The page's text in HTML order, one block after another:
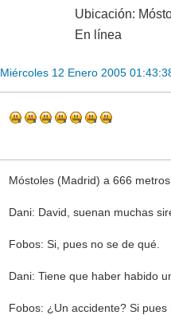
Ubicación:
En línea
Miércoles 12 Enero 2005
Móstoles (Madrid) a 666
Dani: David, suenan muchas
Fobos: Si, pues no se de qué.
Dani: Tiene que haber habido
Fobos: ¿Un accidente? Si